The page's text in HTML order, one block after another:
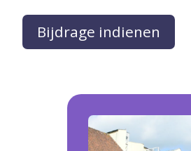
Bijdrage indienen